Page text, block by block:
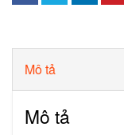
Mô tả
Mô tả